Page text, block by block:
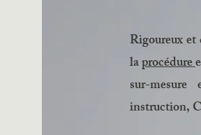
Rigoureux
laprocédure
sur-
instruction,